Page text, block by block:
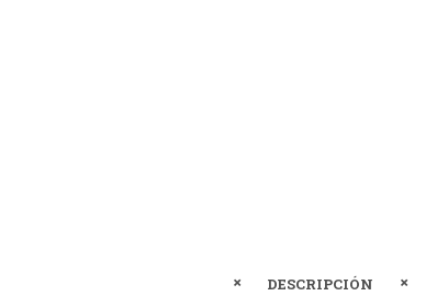
DESCRIPCIÓN